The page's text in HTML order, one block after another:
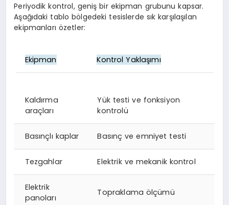
Periyodik kontrol, geniş bir ekipman grubunu kapsar.
Aşağıdaki tablo bölgedeki tesislerde sık karşılaşılan
ekipmanları özetler:
Ekipman Kontrol Yaklaşımı
Kaldırma
araçları
Yük testi ve fonksiyon
kontrolü
Basınçlı kaplar Basınç ve emniyet testi
Tezgahlar Elektrik ve mekanik kontrol
Elektrik
panoları
Topraklama ölçümü